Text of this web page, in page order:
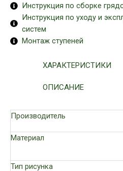
Инструкция по сборке
Инструкция по уходу и
систем
Монтаж ступеней
ХАРАКТЕРИСТИКИ
ОПИСАНИЕ
Производитель
Материал
Тип рисунка